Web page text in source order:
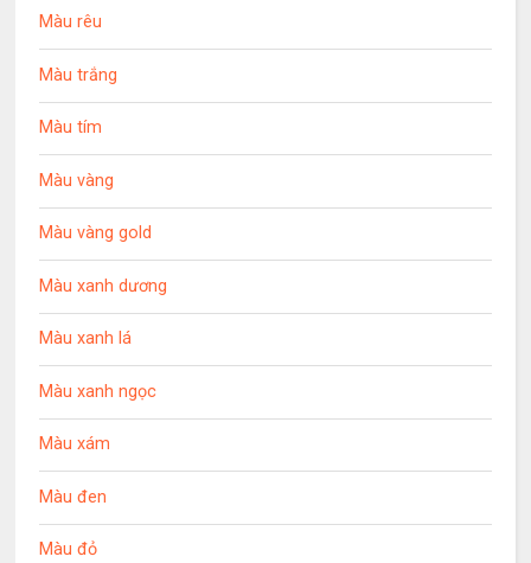
Màu rêu
Màu trắng
Màu tím
Màu vàng
Màu vàng gold
Màu xanh dương
Màu xanh lá
Màu xanh ngọc
Màu xám
Màu đen
Màu đỏ